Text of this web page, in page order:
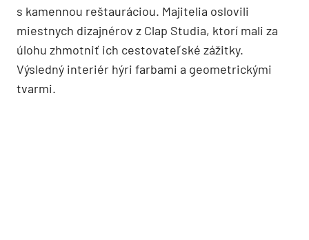
s kamennou reštauráciou. Majitelia oslovili
miestnych dizajnérov z Clap Studia, ktorí mali za
úlohu zhmotniť ich cestovateľské zážitky.
Výsledný interiér hýri farbami a geometrickými
tvarmi.